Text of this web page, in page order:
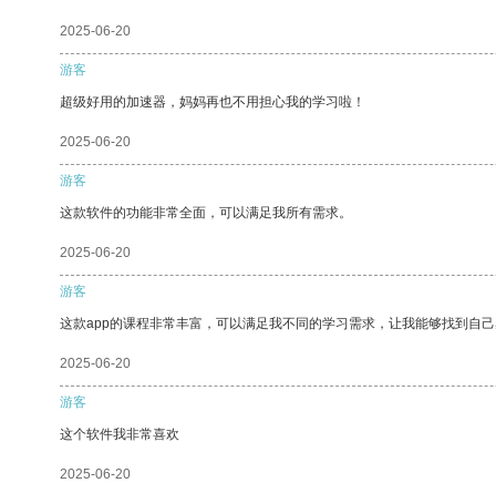
2025-06-20
游客
超级好用的加速器，妈妈再也不用担心我的学习啦！
2025-06-20
游客
这款软件的功能非常全面，可以满足我所有需求。
2025-06-20
游客
这款app的课程非常丰富，可以满足我不同的学习需求，让我能够找到自己
2025-06-20
游客
这个软件我非常喜欢
2025-06-20